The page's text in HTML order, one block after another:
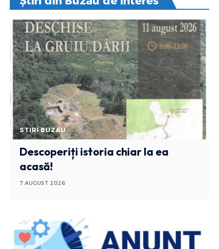
STIRI BUZAU
Descoperiți istoria chiar la ea
acasă!
7 AUGUST 2026